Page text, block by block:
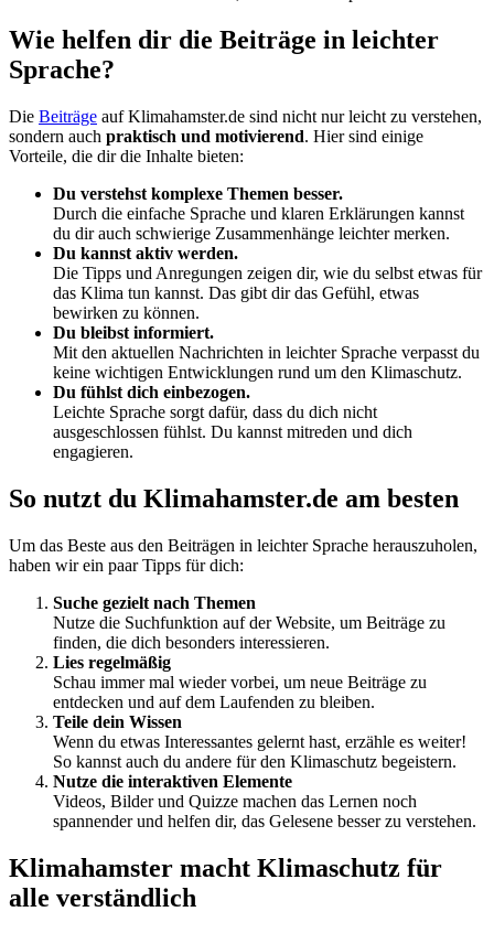
Wie helfen dir die Beiträge in leichter
Sprache?
Die Beiträge auf Klimahamster.de sind nicht nur leicht zu verstehen,
sondern auch praktisch und motivierend. Hier sind einige
Vorteile, die dir die Inhalte bieten:
Du verstehst komplexe Themen besser.
Durch die einfache Sprache und klaren Erklärungen kannst
du dir auch schwierige Zusammenhänge leichter merken.
Du kannst aktiv werden.
Die Tipps und Anregungen zeigen dir, wie du selbst etwas für
das Klima tun kannst. Das gibt dir das Gefühl, etwas
bewirken zu können.
Du bleibst informiert.
Mit den aktuellen Nachrichten in leichter Sprache verpasst du
keine wichtigen Entwicklungen rund um den Klimaschutz.
Du fühlst dich einbezogen.
Leichte Sprache sorgt dafür, dass du dich nicht
ausgeschlossen fühlst. Du kannst mitreden und dich
engagieren.
So nutzt du Klimahamster.de am besten
Um das Beste aus den Beiträgen in leichter Sprache herauszuholen,
haben wir ein paar Tipps für dich:
Suche gezielt nach Themen
Nutze die Suchfunktion auf der Website, um Beiträge zu
finden, die dich besonders interessieren.
Lies regelmäßig
Schau immer mal wieder vorbei, um neue Beiträge zu
entdecken und auf dem Laufenden zu bleiben.
Teile dein Wissen
Wenn du etwas Interessantes gelernt hast, erzähle es weiter!
So kannst auch du andere für den Klimaschutz begeistern.
Nutze die interaktiven Elemente
Videos, Bilder und Quizze machen das Lernen noch
spannender und helfen dir, das Gelesene besser zu verstehen.
Klimahamster macht Klimaschutz für
alle verständlich